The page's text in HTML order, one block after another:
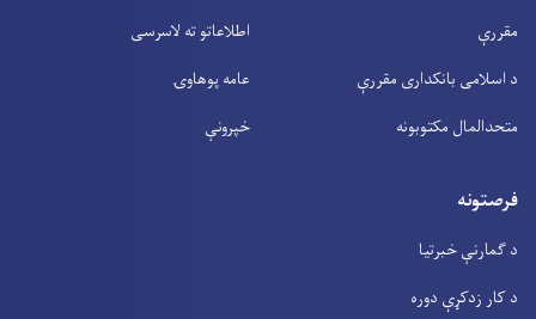
مقررې
د اسلامی بانکداری مقررې
متحدالمال مکتوبونه
اطلاعاتو ته لاسرسی
عامه پوهاوۍ
خپرونې
فرصتونه
د ګمارنې خبرتیا
د کار زدکړې دوره